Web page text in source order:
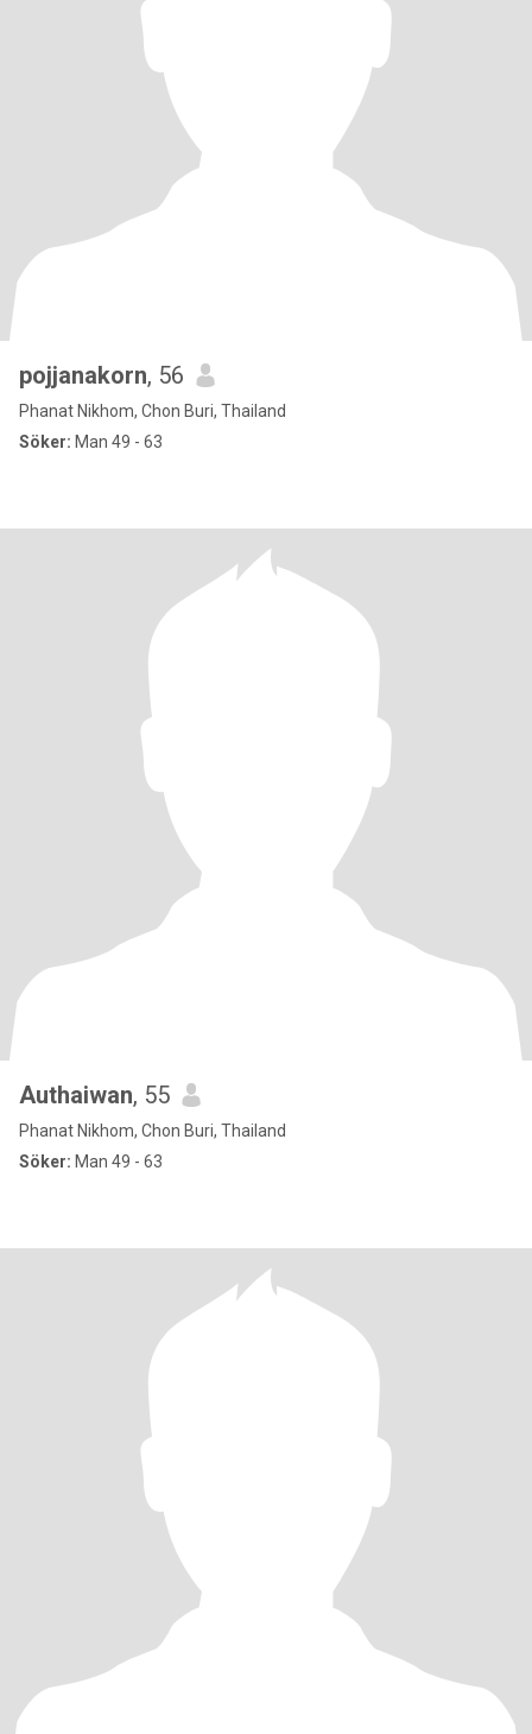
pojjanakorn, 56
Phanat Nikhom, Chon Buri, Thailand
Söker: Man 49 - 63
Authaiwan, 55
Phanat Nikhom, Chon Buri, Thailand
Söker: Man 49 - 63